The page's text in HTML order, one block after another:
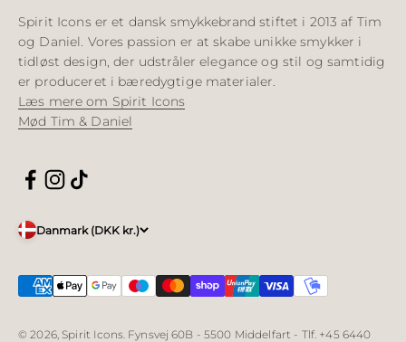
Spirit Icons er et dansk smykkebrand stiftet i 2013 af Tim
og Daniel. Vores passion er at skabe unikke smykker i
tidløst design, der udstråler elegance og stil og samtidig
er produceret i bæredygtige materialer.
Læs mere om Spirit Icons
Mød Tim & Daniel
Danmark (DKK kr.)
© 2026, Spirit Icons. Fynsvej 60B - 5500 Middelfart - Tlf. +45 6440